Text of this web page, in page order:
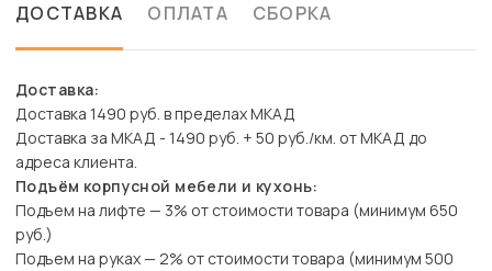
ДОСТАВКА ОПЛАТА СБОРКА
Доставка:
Доставка 1490 руб. в пределах МКАД
Доставка за МКАД - 1490 руб. + 50 руб./км. от МКАД до
адреса клиента.
Подъём корпусной мебели и кухонь:
Подъем на лифте — 3% от стоимости товара (минимум 650
руб.)
Подъем на руках — 2% от стоимости товара (минимум 500